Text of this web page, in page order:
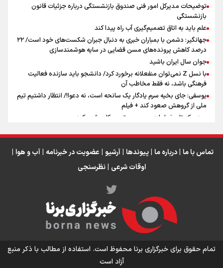
اینفو برنا / ۴ مسیر اصلی پیاده روی اربعین در عراق
اینفو برنا / توصیه‌هایی طلایی برای پیاده روی اربعین
توضیحات مدیرکل امور فنی صندوق بازنشستگی درباره جزئیات قانون
بازنشستگی
علم باید به اتاق تصمیم‌گیری آب راه پیدا کند
جهانگیر: دشمن با بمباران خبری به دنبال جبران شکست‌های خود است/ ۲۲
درصد کاهش پرونده‌های مسن قضایی در سایه هوشمندسازی
جوان سال ایران باشید
با نسل Z نمی‌توان منفعلانه برخورد کرد/ دانشجو باید سازنده فعالیت
فرهنگی باشد، نه فقط مخاطب آن
یوسفی: جای بخیه سرم یادگار یک سانحه است، نه دعوا!/ انتظار داشتیم تیم
ملی از گروهش صعود کند + فیلم
مردی که تاریخ را با دوربین و موتورسیکلت ثبت کرد
انتظار حضور تیم‌های بزرگ مثل استقلال در لیگ هستیم
تماس با ما | درباره ما | پیوندها | آرشیو | عضویت در خبرنامه | آب و هوا |
اوقات شرعی | نظرسنجی
تمام حقوق برای خبرگزاری برنا محفوظ است. استفاده از مطالب با ذکر منبع
آزاد است